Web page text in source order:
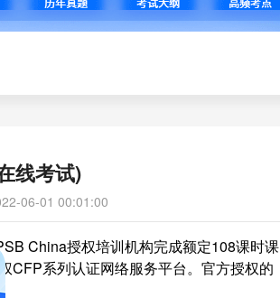
线考试)
06-01 00:01:00
China授权培训机构完成额定108课时课
CFP系列认证网络服务平台。官方授权的